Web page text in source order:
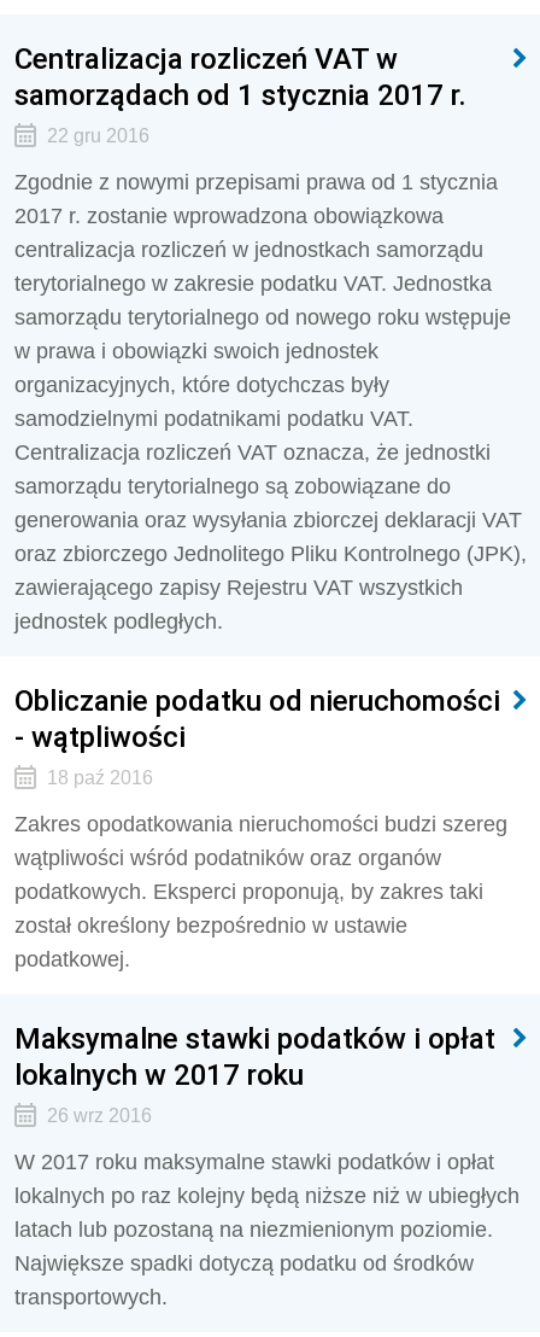
Centralizacja rozliczeń VAT w
samorządach od 1 stycznia 2017 r.
22 gru 2016
Zgodnie z nowymi przepisami prawa od 1 stycznia
2017 r. zostanie wprowadzona obowiązkowa
centralizacja rozliczeń w jednostkach samorządu
terytorialnego w zakresie podatku VAT. Jednostka
samorządu terytorialnego od nowego roku wstępuje
w prawa i obowiązki swoich jednostek
organizacyjnych, które dotychczas były
samodzielnymi podatnikami podatku VAT.
Centralizacja rozliczeń VAT oznacza, że jednostki
samorządu terytorialnego są zobowiązane do
generowania oraz wysyłania zbiorczej deklaracji VAT
oraz zbiorczego Jednolitego Pliku Kontrolnego (JPK),
zawierającego zapisy Rejestru VAT wszystkich
jednostek podległych.
Obliczanie podatku od nieruchomości
- wątpliwości
18 paź 2016
Zakres opodatkowania nieruchomości budzi szereg
wątpliwości wśród podatników oraz organów
podatkowych. Eksperci proponują, by zakres taki
został określony bezpośrednio w ustawie
podatkowej.
Maksymalne stawki podatków i opłat
lokalnych w 2017 roku
26 wrz 2016
W 2017 roku maksymalne stawki podatków i opłat
lokalnych po raz kolejny będą niższe niż w ubiegłych
latach lub pozostaną na niezmienionym poziomie.
Największe spadki dotyczą podatku od środków
transportowych.